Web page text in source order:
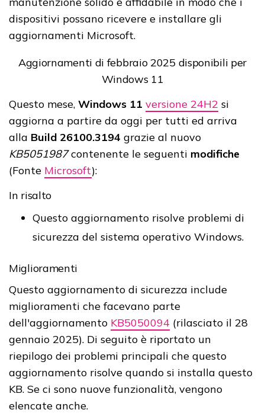
dispositivi possano ricevere e installare gli
aggiornamenti Microsoft.
Aggiornamenti di febbraio 2025 disponibili per
Windows 11
Questo mese, Windows 11 versione 24H2 si
aggiorna a partire da oggi per tutti ed arriva
alla Build 26100.3194 grazie al nuovo
KB5051987contenente le seguenti modifiche
(Fonte Microsoft):
In risalto
Questo aggiornamento risolve problemi di
sicurezza del sistema operativo Windows.
Miglioramenti
Questo aggiornamento di sicurezza include
miglioramenti che facevano parte
dell'aggiornamento KB5050094 (rilasciato il 28
gennaio 2025). Di seguito è riportato un
riepilogo dei problemi principali che questo
aggiornamento risolve quando si installa questo
KB. Se ci sono nuove funzionalità, vengono
elencate anche.